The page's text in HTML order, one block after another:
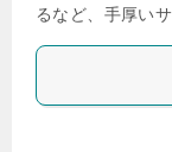
るなど、手厚い